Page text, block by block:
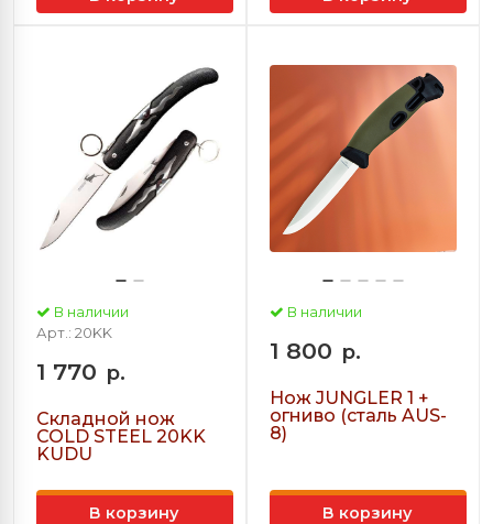
В наличии
Арт.: 20KK
1 770 р.
Складной нож
COLD STEEL 20KK
KUDU
В корзину
В наличии
1 800 р.
Нож JUNGLER 1 +
огниво (сталь AUS-
8)
В корзину